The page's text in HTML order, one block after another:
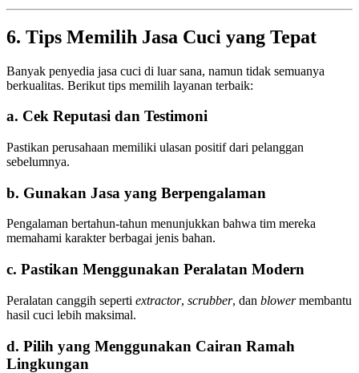
6. Tips Memilih Jasa Cuci yang Tepat
Banyak penyedia jasa cuci di luar sana, namun tidak semuanya
berkualitas. Berikut tips memilih layanan terbaik:
a. Cek Reputasi dan Testimoni
Pastikan perusahaan memiliki ulasan positif dari pelanggan
sebelumnya.
b. Gunakan Jasa yang Berpengalaman
Pengalaman bertahun-tahun menunjukkan bahwa tim mereka
memahami karakter berbagai jenis bahan.
c. Pastikan Menggunakan Peralatan Modern
Peralatan canggih seperti extractor, scrubber, dan blowermembantu
hasil cuci lebih maksimal.
d. Pilih yang Menggunakan Cairan Ramah
Lingkungan